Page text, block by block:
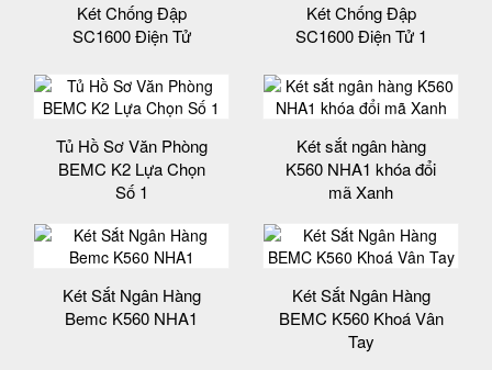
Két Chống Đập
SC1600 Điện Tử
Két Chống Đập
SC1600 Điện Tử 1
Tủ Hồ Sơ Văn Phòng
BEMC K2 Lựa Chọn
Số 1
Két sắt ngân hàng
K560 NHA1 khóa đổi
mã Xanh
Két Sắt Ngân Hàng
Bemc K560 NHA1
Két Sắt Ngân Hàng
BEMC K560 Khoá Vân
Tay